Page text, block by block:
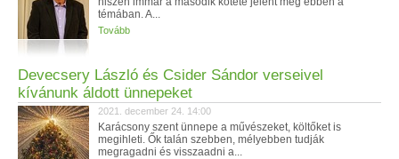
témában. A...
Tovább
Devecsery László és Csider Sándor verseivel
kívánunk áldott ünnepeket
2021. december 24. 14:00
Karácsony szent ünnepe a művészeket, költőket is
megihleti. Ők talán szebben, mélyebben tudják
megragadni és visszaadni a...